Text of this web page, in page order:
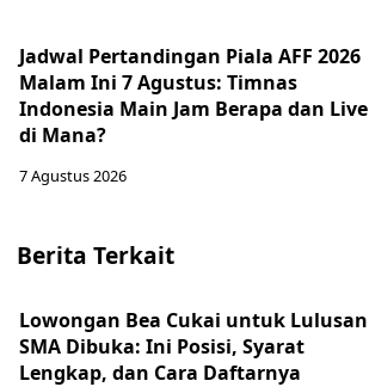
Jadwal Pertandingan Piala AFF 2026
Malam Ini 7 Agustus: Timnas
Indonesia Main Jam Berapa dan Live
di Mana?
7 Agustus 2026
Berita Terkait
Lowongan Bea Cukai untuk Lulusan
SMA Dibuka: Ini Posisi, Syarat
Lengkap, dan Cara Daftarnya